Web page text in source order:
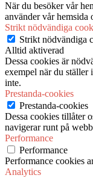
När du besöker vår
använder vår hemsida
Strikt nödvändiga
Strikt nödvändiga
Alltid aktiverad
Dessa cookies är
exempel när du ställer
inte.
Prestanda-cookies
Prestanda-cookies
Dessa cookies tillåter
navigerar runt på
Performance
Performance
Performance cookies
Analytics